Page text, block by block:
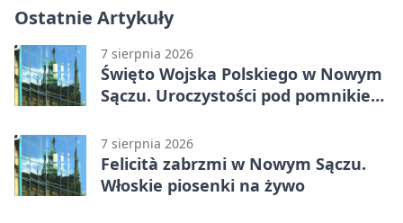
Ostatnie Artykuły
7 sierpnia 2026
Święto Wojska Polskiego w Nowym
Sączu. Uroczystości pod pomnikiem
7 sierpnia 2026
Felicità zabrzmi w Nowym Sączu.
Włoskie piosenki na żywo